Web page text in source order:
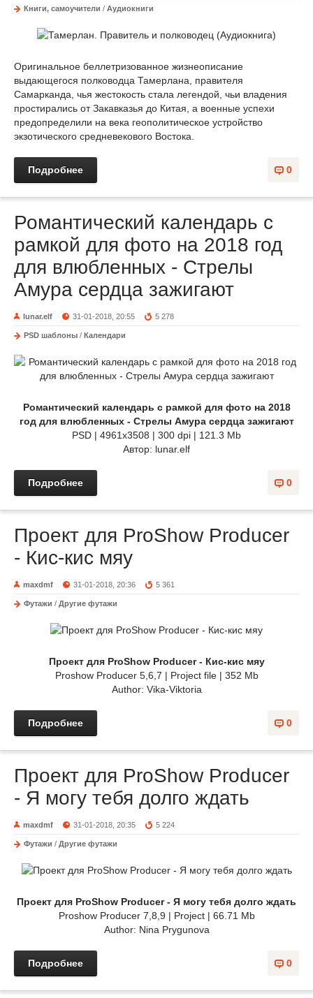
Книги, самоучители / Аудиокниги
Оригинальное беллетризованное жизнеописание
выдающегося полководца Тамерлана, правителя
Самарканда, чья жестокость стала легендой, чьи владения
простирались от Закавказья до Китая, а военные успехи
предопределили на века геополитическое устройство
экзотического средневекового Востока.
0
Подробнее
Романтический календарь с
рамкой для фото на 2018 год
для влюбленных - Стрелы
Амура сердца зажигают
lunar.elf 31-01-2018, 20:55 5 278
PSD шаблоны / Календари
Романтический календарь с рамкой для фото на 2018
год для влюбленных - Стрелы Амура сердца зажигают
PSD | 4961х3508 | 300 dpi | 121.3 Mb
Автор: lunar.elf
0
Подробнее
Проект для ProShow Producer
- Кис-кис мяу
maxdmf 31-01-2018, 20:36 5 361
Футажи / Другие футажи
Проект для ProShow Producer - Кис-кис мяу
Proshow Producer 5,6,7 | Project file | 352 Mb
Author: Vika-Viktoria
0
Подробнее
Проект для ProShow Producer
- Я могу тебя долго ждать
maxdmf 31-01-2018, 20:35 5 224
Футажи / Другие футажи
Проект для ProShow Producer - Я могу тебя долго ждать
Proshow Producer 7,8,9 | Project | 66.71 Mb
Author: Nina Prygunova
0
Подробнее